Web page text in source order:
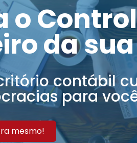
o
da
contábil
para
mesmo!